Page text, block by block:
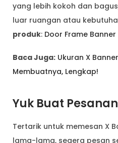
yang lebih kokoh dan
luar ruangan atau
produk: Door Frame Banner
Baca Juga: Ukuran X
Membuatnya, Lengkap!
Yuk Buat
Tertarik untuk memesan X
lama-lama, segera pesan